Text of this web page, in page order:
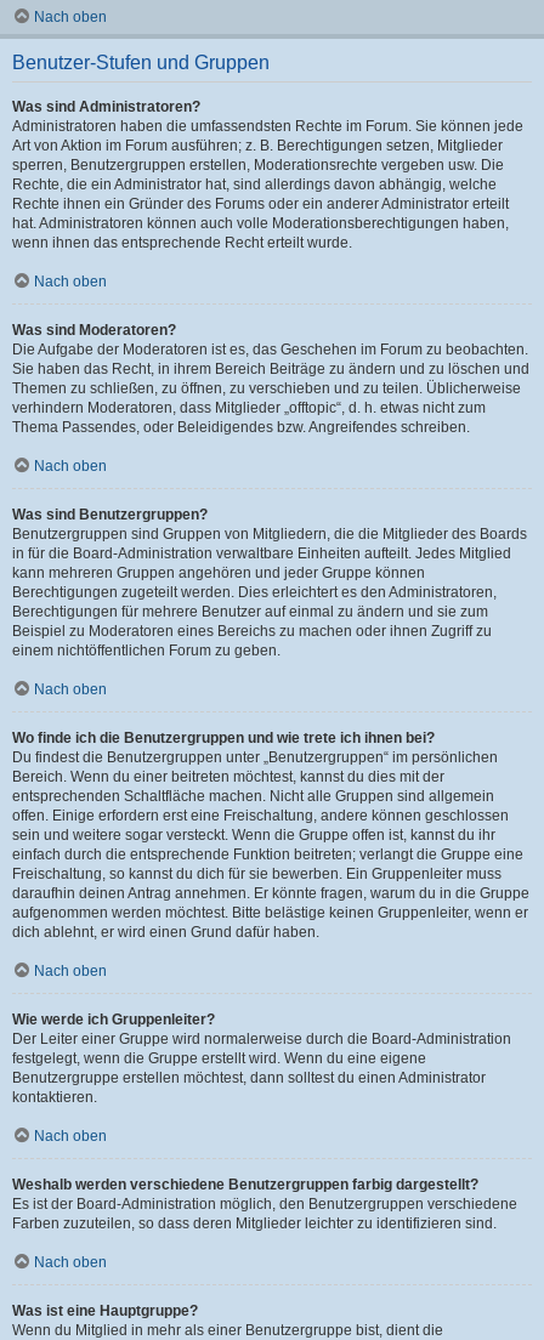
Nach oben
Benutzer-Stufen und Gruppen
Was sind Administratoren?
Administratoren haben die umfassendsten Rechte im Forum. Sie können jede
Art von Aktion im Forum ausführen; z. B. Berechtigungen setzen, Mitglieder
sperren, Benutzergruppen erstellen, Moderationsrechte vergeben usw. Die
Rechte, die ein Administrator hat, sind allerdings davon abhängig, welche
Rechte ihnen ein Gründer des Forums oder ein anderer Administrator erteilt
hat. Administratoren können auch volle Moderationsberechtigungen haben,
wenn ihnen das entsprechende Recht erteilt wurde.
Nach oben
Was sind Moderatoren?
Die Aufgabe der Moderatoren ist es, das Geschehen im Forum zu beobachten.
Sie haben das Recht, in ihrem Bereich Beiträge zu ändern und zu löschen und
Themen zu schließen, zu öffnen, zu verschieben und zu teilen. Üblicherweise
verhindern Moderatoren, dass Mitglieder „offtopic“, d. h. etwas nicht zum
Thema Passendes, oder Beleidigendes bzw. Angreifendes schreiben.
Nach oben
Was sind Benutzergruppen?
Benutzergruppen sind Gruppen von Mitgliedern, die die Mitglieder des Boards
in für die Board-Administration verwaltbare Einheiten aufteilt. Jedes Mitglied
kann mehreren Gruppen angehören und jeder Gruppe können
Berechtigungen zugeteilt werden. Dies erleichtert es den Administratoren,
Berechtigungen für mehrere Benutzer auf einmal zu ändern und sie zum
Beispiel zu Moderatoren eines Bereichs zu machen oder ihnen Zugriff zu
einem nichtöffentlichen Forum zu geben.
Nach oben
Wo finde ich die Benutzergruppen und wie trete ich ihnen bei?
Du findest die Benutzergruppen unter „Benutzergruppen“ im persönlichen
Bereich. Wenn du einer beitreten möchtest, kannst du dies mit der
entsprechenden Schaltfläche machen. Nicht alle Gruppen sind allgemein
offen. Einige erfordern erst eine Freischaltung, andere können geschlossen
sein und weitere sogar versteckt. Wenn die Gruppe offen ist, kannst du ihr
einfach durch die entsprechende Funktion beitreten; verlangt die Gruppe eine
Freischaltung, so kannst du dich für sie bewerben. Ein Gruppenleiter muss
daraufhin deinen Antrag annehmen. Er könnte fragen, warum du in die Gruppe
aufgenommen werden möchtest. Bitte belästige keinen Gruppenleiter, wenn er
dich ablehnt, er wird einen Grund dafür haben.
Nach oben
Wie werde ich Gruppenleiter?
Der Leiter einer Gruppe wird normalerweise durch die Board-Administration
festgelegt, wenn die Gruppe erstellt wird. Wenn du eine eigene
Benutzergruppe erstellen möchtest, dann solltest du einen Administrator
kontaktieren.
Nach oben
Weshalb werden verschiedene Benutzergruppen farbig dargestellt?
Es ist der Board-Administration möglich, den Benutzergruppen verschiedene
Farben zuzuteilen, so dass deren Mitglieder leichter zu identifizieren sind.
Nach oben
Was ist eine Hauptgruppe?
Wenn du Mitglied in mehr als einer Benutzergruppe bist, dient die